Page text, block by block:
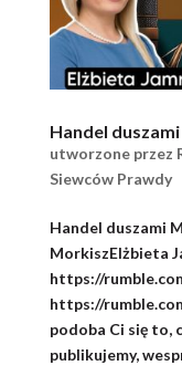
Handel duszami
utworzone przez
Siewców Prawdy
Handel duszami
MorkiszElżbieta
https://
https://
podoba Ci się to,
publikujemy,